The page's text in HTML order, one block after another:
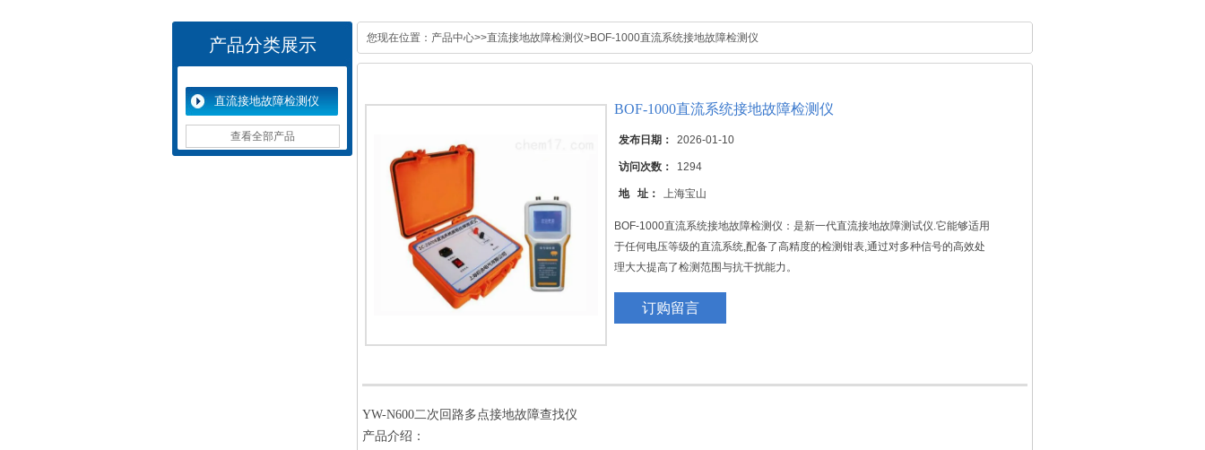
产品分类展示
直流接地故障检测仪
查看全部产品
您现在位置： 产品中心>>直流接地故障检测仪>BOF-1000直流系统接地故障检测仪
BOF-1000直流系统接地故障检测仪
发布日期： 2026-01-10
访问次数： 1294
地 址： 上海宝山
BOF-1000直流系统接地故障检测仪：是新一代直流接地故障测试仪.它能够适用
于任何电压等级的直流系统,配备了高精度的检测钳表,通过对多种信号的高效处
理大大提高了检测范围与抗干扰能力。
订购留言
YW-N600二次回路多点接地故障查找仪
产品介绍：